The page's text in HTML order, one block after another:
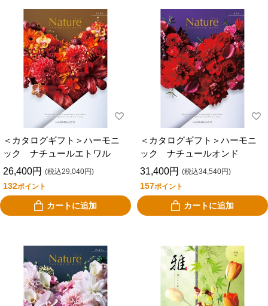
＜カタログギフト＞ハーモニ
ック ナチュールエトワル
26,400円 (税込29,040円)
132ポイント
カートに追加
＜カタログギフト＞ハーモニ
ック ナチュールオンド
31,400円 (税込34,540円)
157ポイント
カートに追加